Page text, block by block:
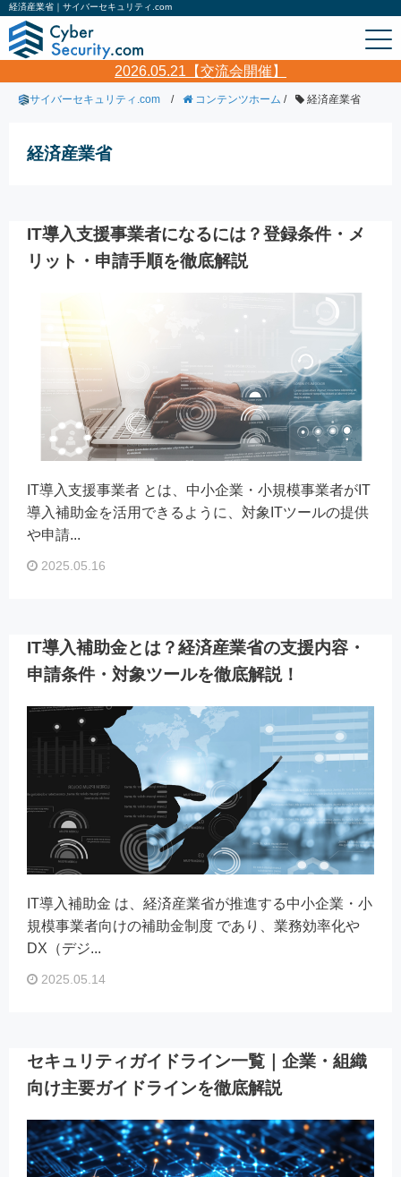
経済産業省｜サイバーセキュリティ.com
2026.05.21【交流会開催】
サイバーセキュリティ.com / コンテンツホーム / 経済産業省
経済産業省
IT導入支援事業者になるには？登録条件・メ
リット・申請手順を徹底解説
IT導入支援事業者 とは、中小企業・小規模事業者がIT
導入補助金を活用できるように、対象ITツールの提供
や申請...
2025.05.16
IT導入補助金とは？経済産業省の支援内容・
申請条件・対象ツールを徹底解説！
IT導入補助金 は、経済産業省が推進する中小企業・小
規模事業者向けの補助金制度 であり、業務効率化や
DX（デジ...
2025.05.14
セキュリティガイドライン一覧｜企業・組織
向け主要ガイドラインを徹底解説